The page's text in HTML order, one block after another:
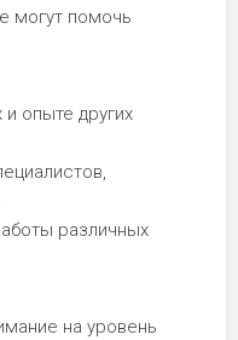
могут помочь
опыте других
различных
на уровень